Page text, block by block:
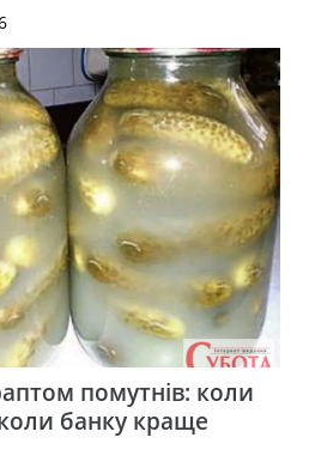
помутнів: коли
банку краще